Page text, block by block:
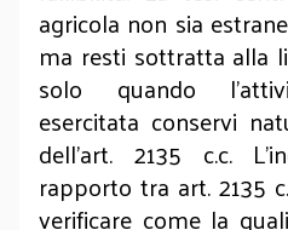
agricola non sia
ma resti sottratta alla
solo quando
esercitata conservi
dell’art. 2135 c.c.
rapporto tra art. 2135
verificare come la